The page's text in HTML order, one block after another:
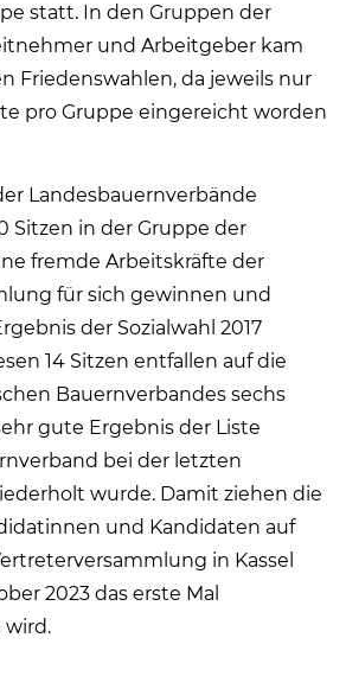
statt. In den Gruppen der
und Arbeitgeber kam
Friedenswahlen, da jeweils nur
pro Gruppe eingereicht worden
Landesbauernverbände
Sitzen in der Gruppe der
fremde Arbeitskräfte der
für sich gewinnen und
der Sozialwahl 2017
14 Sitzen entfallen auf die
Bauernverbandes sechs
gute Ergebnis der Liste
bei der letzten
wurde. Damit ziehen die
und Kandidaten auf
in Kassel
2023 das erste Mal